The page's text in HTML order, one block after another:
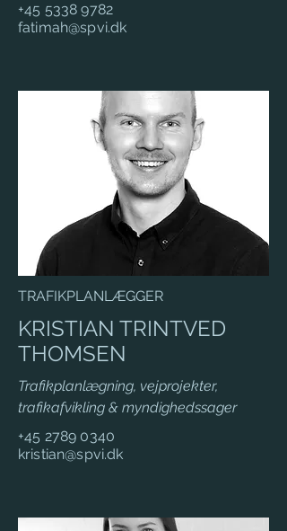
+45 5338 9782
fatimah@spvi.dk
TRAFIKPLANLÆGGER
KRISTIAN TRINTVED
THOMSEN
Trafikplanlægning, vejprojekter,
trafikafvikling & myndighedssager
+45 2789 0340
kristian@spvi.dk